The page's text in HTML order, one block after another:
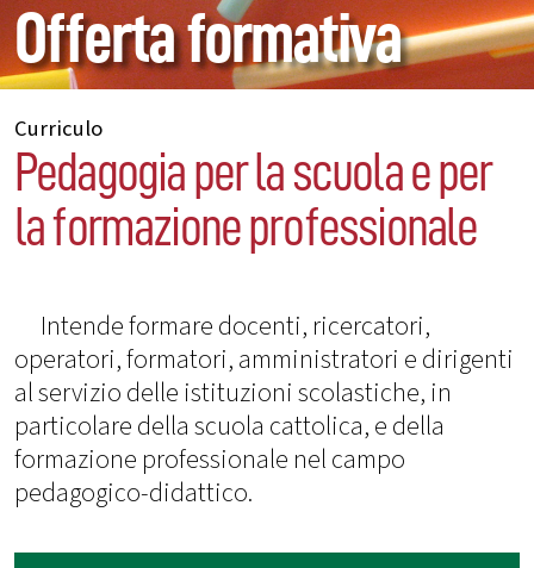
Offerta formativa
Curriculo
Pedagogia per la scuola e per
la formazione professionale
Intende formare docenti, ricercatori,
operatori, formatori, amministratori e dirigenti
al servizio delle istituzioni scolastiche, in
particolare della scuola cattolica, e della
formazione professionale nel campo
pedagogico-didattico.